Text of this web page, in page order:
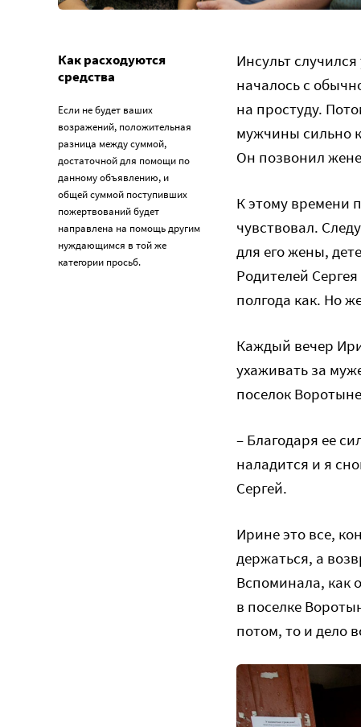
Как расходуются
средства
Если не будет ваших
возражений, положительная
разница между суммой,
достаточной для помощи по
данному объявлению, и
общей суммой поступивших
пожертвований будет
направлена на помощь другим
нуждающимся в той же
категории просьб.
Инсульт
началось с
на простуду.
мужчины сильно
Он позвонил
К этому времени
чувствовал.
для его жены,
Родителей
полгода как. Но
Каждый вечер
ухаживать за
поселок
– Благодаря ее
наладится и я
Сергей.
Ирине это все,
держаться, а
Вспоминала, как
в поселке
потом, то и дело